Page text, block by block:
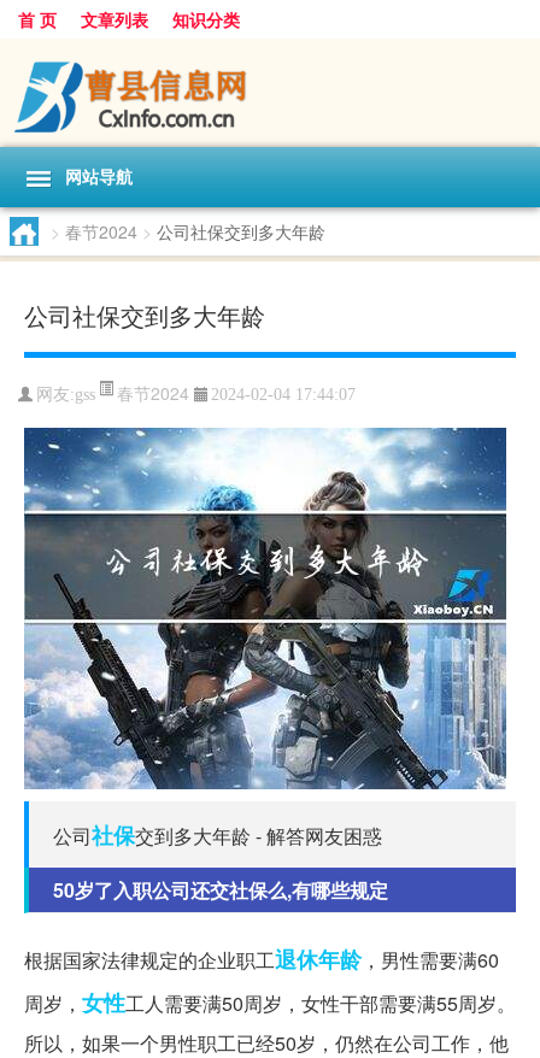
首 页 文章列表 知识分类
网站导航
> 春节2024 > 公司社保交到多大年龄
公司社保交到多大年龄
网友:gss 春节2024 2024-02-04 17:44:07
公司社保交到多大年龄 - 解答网友困惑
50岁了入职公司还交社保么,有哪些规定
根据国家法律规定的企业职工退休年龄，男性需要满60
周岁， 女性工人需要满50周岁，女性干部需要满55周岁。
所以，如果一个男性职工已经50岁，仍然在公司工作，他